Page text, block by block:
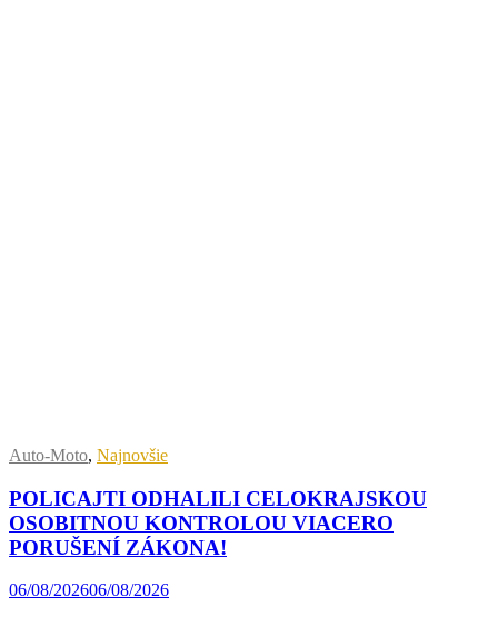
Auto-Moto, Najnovšie
POLICAJTI ODHALILI CELOKRAJSKOU
OSOBITNOU KONTROLOU VIACERO
PORUŠENÍ ZÁKONA!
06/08/202606/08/2026